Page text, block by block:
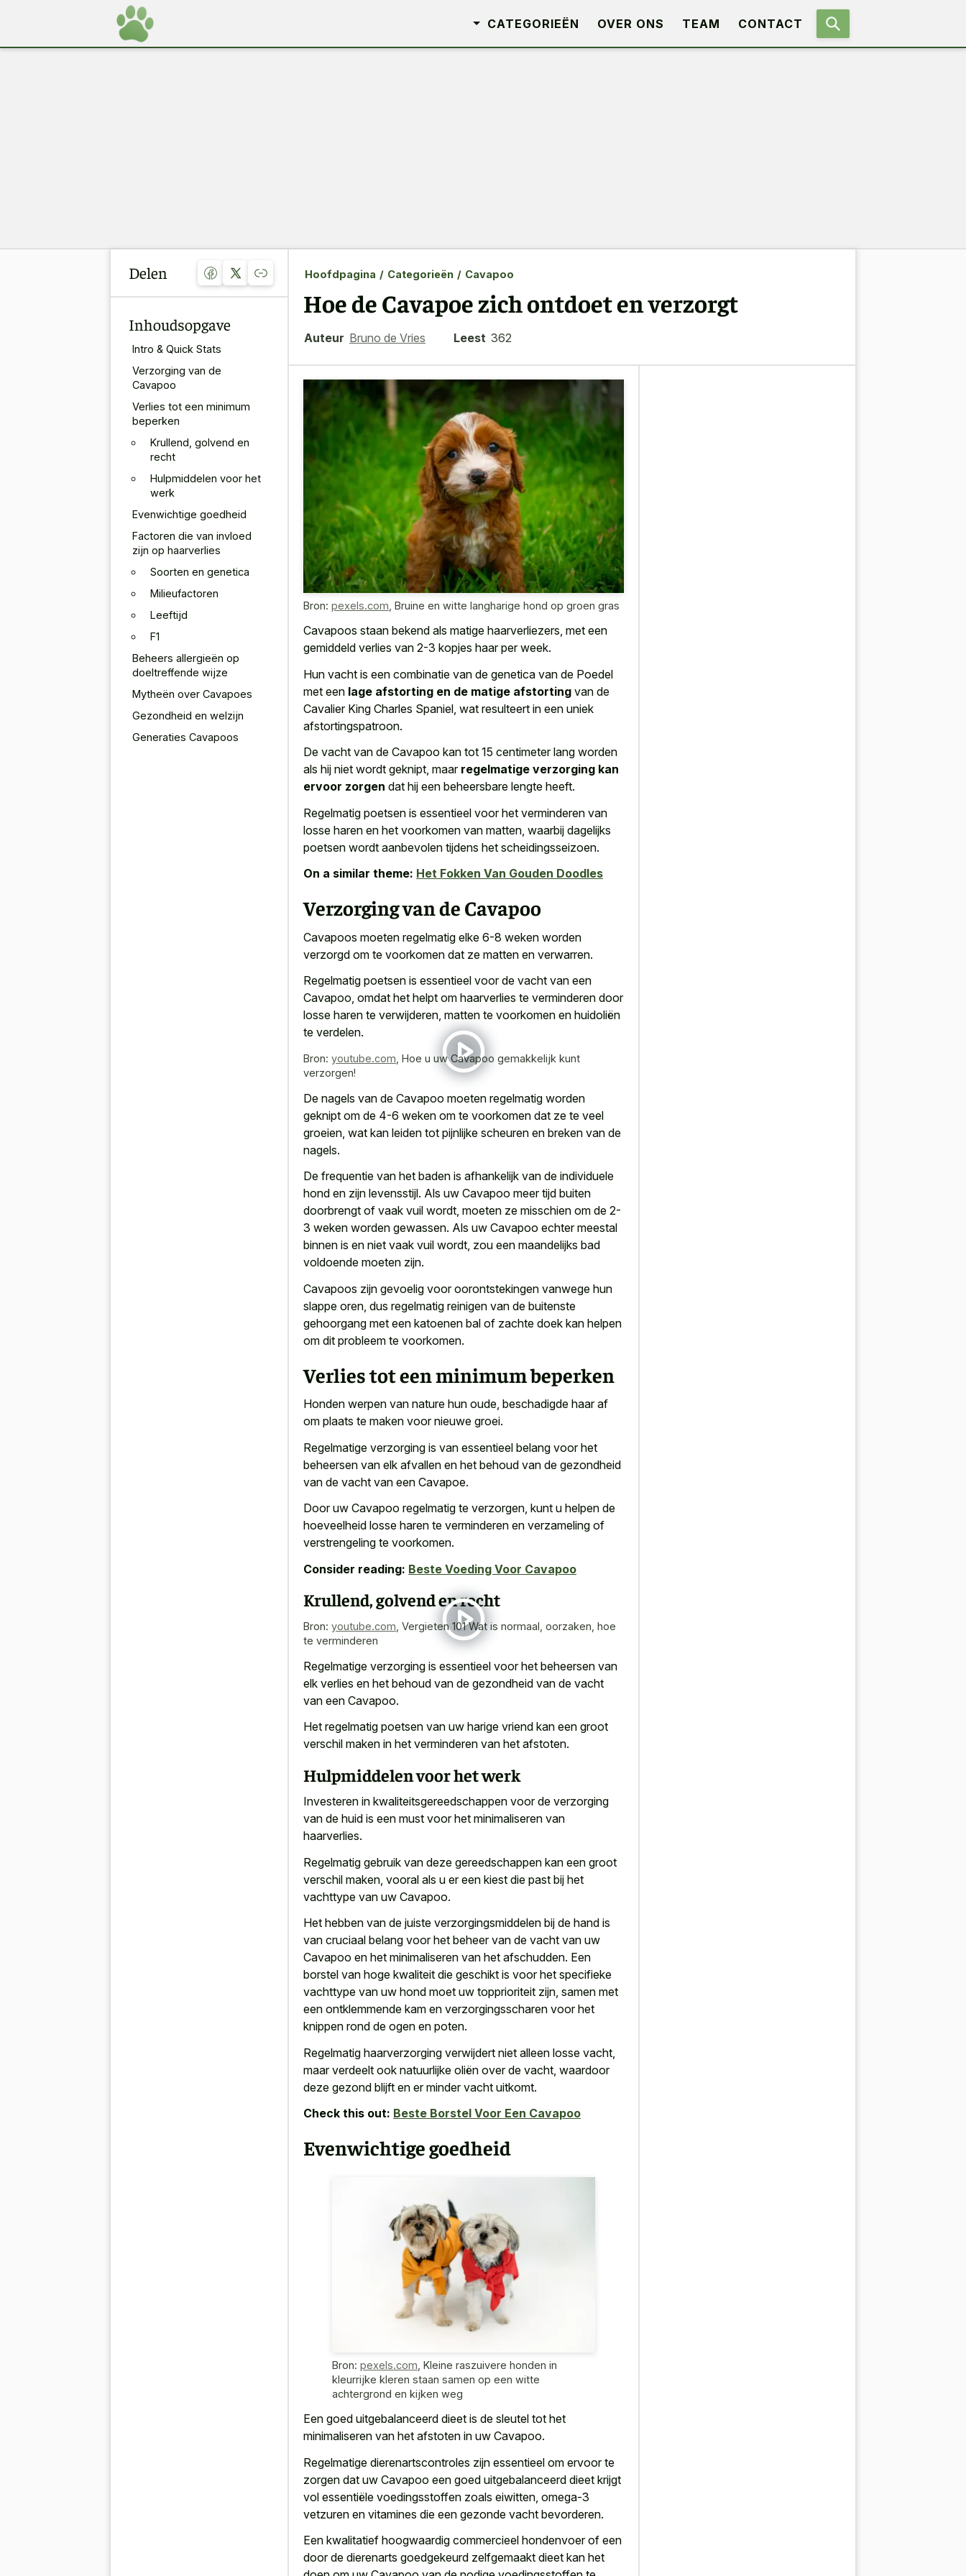
CATEGORIEËN OVER ONS TEAM CONTACT
Delen
Inhoudsopgave
Intro & Quick Stats
Verzorging van de
Cavapoo
Verlies tot een minimum
beperken
Krullend, golvend en
recht
Hulpmiddelen voor het
werk
Evenwichtige goedheid
Factoren die van invloed
zijn op haarverlies
Soorten en genetica
Milieufactoren
Leeftijd
F1
Beheers allergieën op
doeltreffende wijze
Mytheën over Cavapoes
Gezondheid en welzijn
Generaties Cavapoos
Hoofdpagina / Categorieën / Cavapoo
Hoe de Cavapoe zich ontdoet en verzorgt
Auteur Bruno de Vries Leest 362
Bron: pexels.com Bruine en witte langharige hond op groen gras
Cavapoos staan bekend als matige haarverliezers, met een
gemiddeld verlies van 2-3 kopjes haar per week.
Hun vacht is een combinatie van de genetica van de Poedel
met een lage afstorting en de matige afstorting van de
Cavalier King Charles Spaniel, wat resulteert in een uniek
afstortingspatroon.
De vacht van de Cavapoo kan tot 15 centimeter lang worden
als hij niet wordt geknipt, maar regelmatige verzorging kan
ervoor zorgen dat hij een beheersbare lengte heeft.
Regelmatig poetsen is essentieel voor het verminderen van
losse haren en het voorkomen van matten, waarbij dagelijks
poetsen wordt aanbevolen tijdens het scheidingsseizoen.
On a similar theme: Het Fokken Van Gouden Doodles
Verzorging van de Cavapoo
Cavapoos moeten regelmatig elke 6-8 weken worden
verzorgd om te voorkomen dat ze matten en verwarren.
Regelmatig poetsen is essentieel voor de vacht van een
Cavapoo, omdat het helpt om haarverlies te verminderen door
losse haren te verwijderen, matten te voorkomen en huidoliën
te verdelen.
Bron: youtube.com Hoe u uw Cavapoo gemakkelijk kunt
verzorgen!
De nagels van de Cavapoo moeten regelmatig worden
geknipt om de 4-6 weken om te voorkomen dat ze te veel
groeien, wat kan leiden tot pijnlijke scheuren en breken van de
nagels.
De frequentie van het baden is afhankelijk van de individuele
hond en zijn levensstijl. Als uw Cavapoo meer tijd buiten
doorbrengt of vaak vuil wordt, moeten ze misschien om de 2-
3 weken worden gewassen. Als uw Cavapoo echter meestal
binnen is en niet vaak vuil wordt, zou een maandelijks bad
voldoende moeten zijn.
Cavapoos zijn gevoelig voor oorontstekingen vanwege hun
slappe oren, dus regelmatig reinigen van de buitenste
gehoorgang met een katoenen bal of zachte doek kan helpen
om dit probleem te voorkomen.
Verlies tot een minimum beperken
Honden werpen van nature hun oude, beschadigde haar af
om plaats te maken voor nieuwe groei.
Regelmatige verzorging is van essentieel belang voor het
beheersen van elk afvallen en het behoud van de gezondheid
van de vacht van een Cavapoe.
Door uw Cavapoo regelmatig te verzorgen, kunt u helpen de
hoeveelheid losse haren te verminderen en verzameling of
verstrengeling te voorkomen.
Consider reading: Beste Voeding Voor Cavapoo
Krullend, golvend en recht
Bron: youtube.com Vergieten 101 Wat is normaal, oorzaken, hoe
te verminderen
Regelmatige verzorging is essentieel voor het beheersen van
elk verlies en het behoud van de gezondheid van de vacht
van een Cavapoo.
Het regelmatig poetsen van uw harige vriend kan een groot
verschil maken in het verminderen van het afstoten.
Hulpmiddelen voor het werk
Investeren in kwaliteitsgereedschappen voor de verzorging
van de huid is een must voor het minimaliseren van
haarverlies.
Regelmatig gebruik van deze gereedschappen kan een groot
verschil maken , vooral als u er een kiest die past bij het
vachttype van uw Cavapoo.
Het hebben van de juiste verzorgingsmiddelen bij de hand is
van cruciaal belang voor het beheer van de vacht van uw
Cavapoo en het minimaliseren van het afschudden. Een
borstel van hoge kwaliteit die geschikt is voor het specifieke
vachttype van uw hond moet uw topprioriteit zijn, samen met
een ontklemmende kam en verzorgingsscharen voor het
knippen rond de ogen en poten.
Regelmatig haarverzorging verwijdert niet alleen losse vacht,
maar verdeelt ook natuurlijke oliën over de vacht, waardoor
deze gezond blijft en er minder vacht uitkomt.
Check this out: Beste Borstel Voor Een Cavapoo
Evenwichtige goedheid
Bron: pexels.com Kleine raszuivere honden in
kleurrijke kleren staan samen op een witte
achtergrond en kijken weg
Een goed uitgebalanceerd dieet is de sleutel tot het
minimaliseren van het afstoten in uw Cavapoo.
Regelmatige dierenartscontroles zijn essentieel om ervoor te
zorgen dat uw Cavapoo een goed uitgebalanceerd dieet krijgt
vol essentiële voedingsstoffen zoals eiwitten, omega-3
vetzuren en vitamines die een gezonde vacht bevorderen.
Een kwalitatief hoogwaardig commercieel hondenvoer of een
door de dierenarts goedgekeurd zelfgemaakt dieet kan het